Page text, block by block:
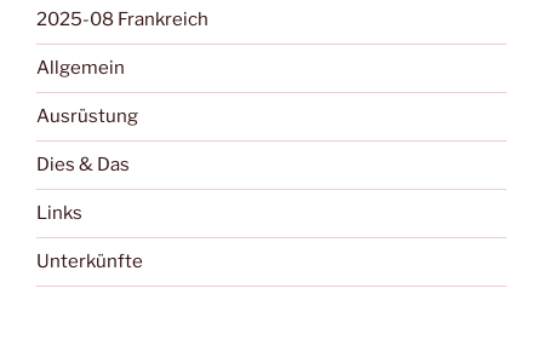
2025-08 Frankreich
Allgemein
Ausrüstung
Dies & Das
Links
Unterkünfte